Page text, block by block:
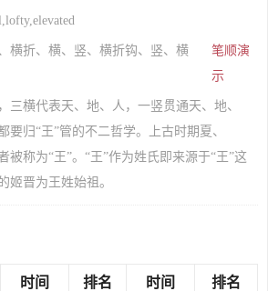
横折、横、竖、横折钩、竖、横
笔顺演
示
三横代表天、地、人，一竖贯通天、地、
要归“王”管的不二哲学。上古时期夏、
被称为“王”。“王”作为姓氏即来源于“王”这
姬晋为王姓始祖。
时间 排名 时间 排名